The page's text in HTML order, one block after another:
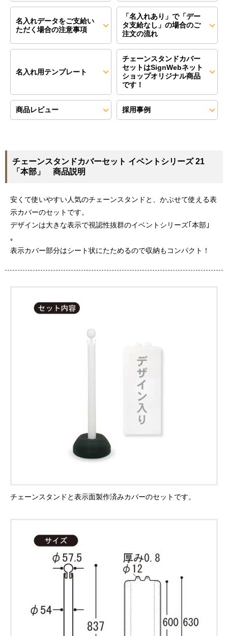
名入れデータをご支給い
ただく場合の注意事項
「名入れあり」で「デー
タ支給なし」の場合のご
注文の流れ
名入れ用テンプレート
チェーンスタンドカバー
セットはSignWebネット
ショップオリジナル商品
です！
商品レビュー 採用事例
チェーンスタンドカバーセット イベントシリーズ 21
「本部」 商品説明
安くて使いやすい人気のチェーンスタンドと、かぶせて使える表
示カバーのセットです。
デザインは大きな表示で視認性抜群のイベントシリーズ｢本部｣
。
表示カバー部分はシート状にたためるので収納もコンパクト！
チェーンスタンドと表示面製作済みカバーのセットです。